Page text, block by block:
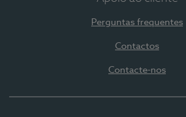
Perguntas frequentes
Contactos
Contacte-nos